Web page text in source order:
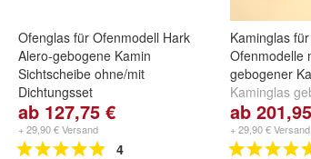
Ofenglas für Ofenmodell Hark
Alero-gebogene Kamin
Sichtscheibe ohne/mit
Dichtungsset
Kaminglas gebogen für ::
AleroundHark Alero
inkl.Dichtset 10x2mm 3 Meter
ab 127,75 €
+ 29,90 € Versand
4
Kaminglas
Ofenmodelle
gebogener
Kaminglas
Wamsler:
KF 198,KF 198
ab
+ 29,90 € Versand